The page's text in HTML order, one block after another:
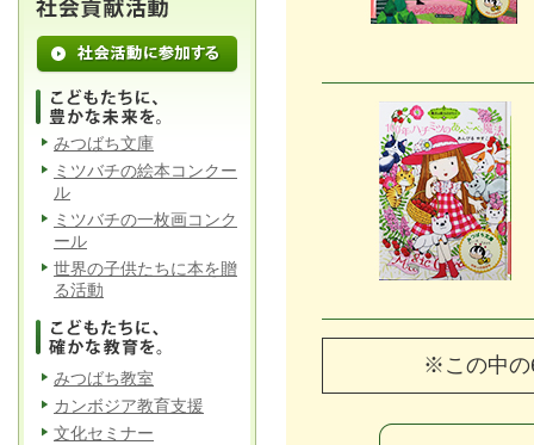
※この中の
みつばち文庫
ミツバチの絵本コンクー
ル
ミツバチの一枚画コンク
ール
世界の子供たちに本を贈
る活動
みつばち教室
カンボジア教育支援
文化セミナー